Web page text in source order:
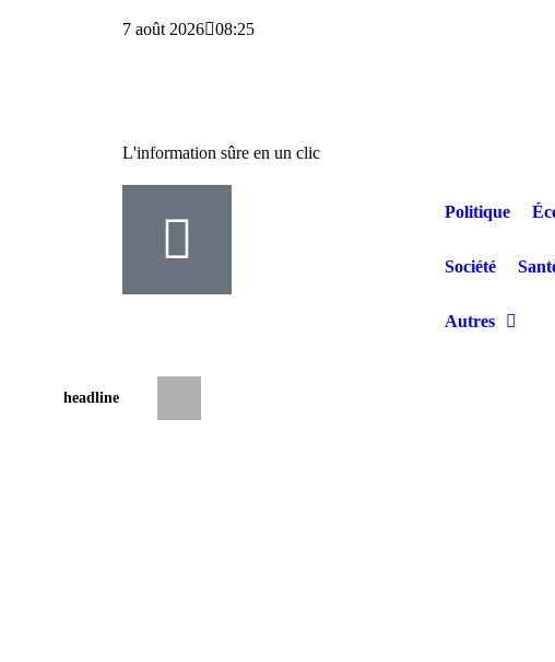
7 août 2026 08:25
L'information sûre en un clic
Politique
Société
Autres
headline